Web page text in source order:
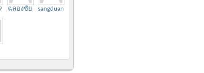
ฉลองชัย sangduani